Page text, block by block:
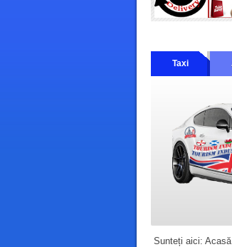
Taxi
Sunteți aici: Acasă